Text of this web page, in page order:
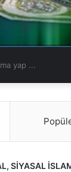
SİYASAL